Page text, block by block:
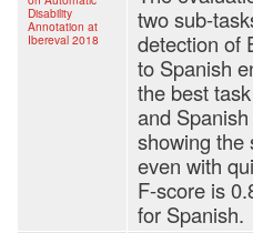
Disability
Annotation at
Ibereval 2018
two sub-
detection of
to Spanish
the best
and
showing the
even with
F-score is
for Spanish.